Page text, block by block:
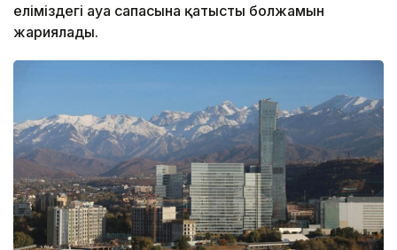
еліміздегі ауа сапасына қатысты болжамын
жариялады.